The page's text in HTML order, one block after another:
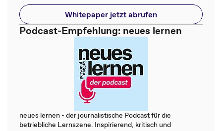
Whitepaper jetzt abrufen
Podcast-Empfehlung: neues lernen
neues lernen - der journalistische Podcast für die
betriebliche Lernszene. Inspirierend, kritisch und